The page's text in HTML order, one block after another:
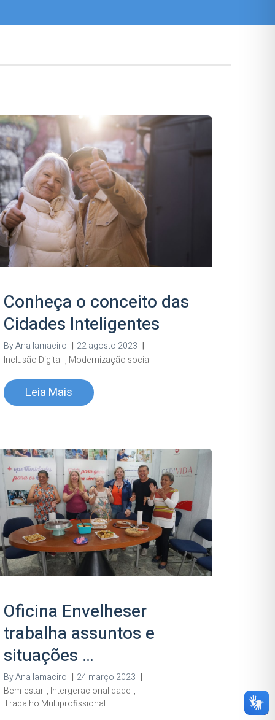
Conheça o conceito das
Cidades Inteligentes
ByAna Iamaciro | 22 agosto 2023 |
Inclusão Digital , Modernização social
Leia Mais
Oficina Envelheser
trabalha assuntos e
situações …
ByAna Iamaciro | 24 março 2023 |
Bem-estar , Intergeracionalidade ,
Trabalho Multiprofissional